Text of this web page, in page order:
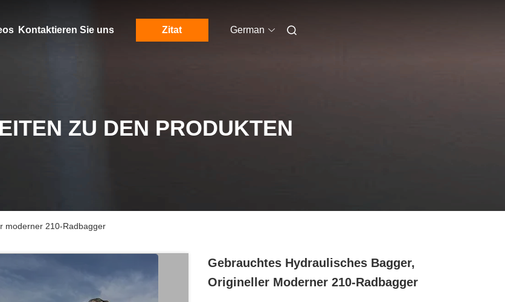
Kontaktieren Sie uns Zitat German
ZU DEN PRODUKTEN
moderner 210-Radbagger
Gebrauchtes Hydraulisches Bagger,
Origineller Moderner 210-Radbagger